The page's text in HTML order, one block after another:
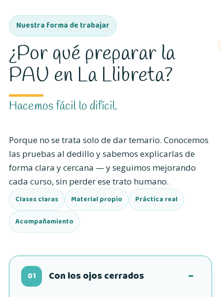
Nuestra forma de trabajar
¿Por qué preparar la
PAU en La Llibreta?
Hacemos fácil lo difícil.
Porque no se trata solo de dar temario. Conocemos
las pruebas al dedillo y sabemos explicarlas de
forma clara y cercana — y seguimos mejorando
cada curso, sin perder ese trato humano.
Clases claras Material propio Práctica real
Acompañamiento
01 Con los ojos cerrados